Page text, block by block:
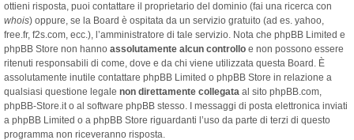
ottieni risposta, puoi contattare il proprietario del dominio (fai una ricerca con
whois) oppure, se la Board è ospitata da un servizio gratuito (ad es. yahoo,
free.fr, f2s.com, ecc.), l’amministratore di tale servizio. Nota che phpBB Limited e
phpBB Store non hanno assolutamente alcun controllo e non possono essere
ritenuti responsabili di come, dove e da chi viene utilizzata questa Board. È
assolutamente inutile contattare phpBB Limited o phpBB Store in relazione a
qualsiasi questione legale non direttamente collegata al sito phpBB.com,
phpBB-Store.it o al software phpBB stesso. I messaggi di posta elettronica inviati
a phpBB Limited o a phpBB Store riguardanti l’uso da parte di terzi di questo
programma non riceveranno risposta.